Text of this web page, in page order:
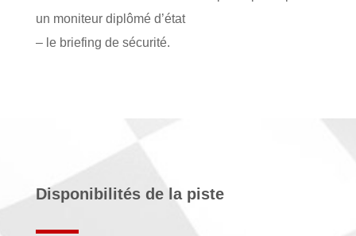
un moniteur diplômé d’état
– le briefing de sécurité.
Disponibilités de la piste